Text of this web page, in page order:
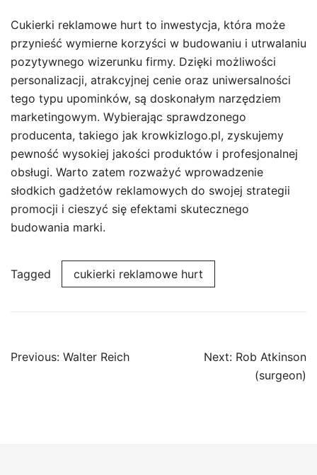
Cukierki reklamowe hurt to inwestycja, która może
przynieść wymierne korzyści w budowaniu i utrwalaniu
pozytywnego wizerunku firmy. Dzięki możliwości
personalizacji, atrakcyjnej cenie oraz uniwersalności
tego typu upominków, są doskonałym narzędziem
marketingowym. Wybierając sprawdzonego
producenta, takiego jak krowkizlogo.pl, zyskujemy
pewność wysokiej jakości produktów i profesjonalnej
obsługi. Warto zatem rozważyć wprowadzenie
słodkich gadżetów reklamowych do swojej strategii
promocji i cieszyć się efektami skutecznego
budowania marki.
Tagged cukierki reklamowe hurt
Post
Previous: Walter Reich Next: Rob Atkinson
(surgeon)